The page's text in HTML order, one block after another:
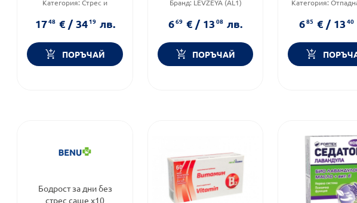
Категория:Стрес и
Форма на продукта:
1748 € / 3419 лв.
ПОРЪЧАЙ
Бранд: LEVZEYA (AL1)
умора
669 € / 1308 лв.
ПОРЪЧАЙ
Категория:
Приложение:
685 € / 1340
Бодрост за дни без
стрес саше х10